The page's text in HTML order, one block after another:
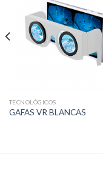
TECNOLÓGICOS
GAFAS VR BLANCAS